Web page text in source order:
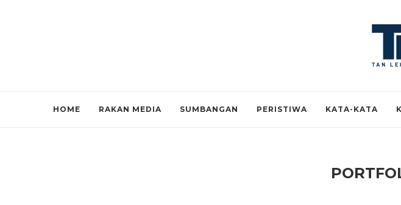
HOME RAKAN MEDIA SUMBANGAN PERISTIWA KATA-KATA